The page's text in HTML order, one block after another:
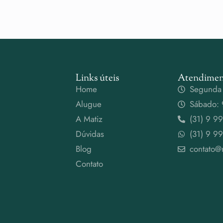
Links úteis
Home
Alugue
A Matiz
Dúvidas
Blog
Contato
Sábado:
(31) 9
(31) 9